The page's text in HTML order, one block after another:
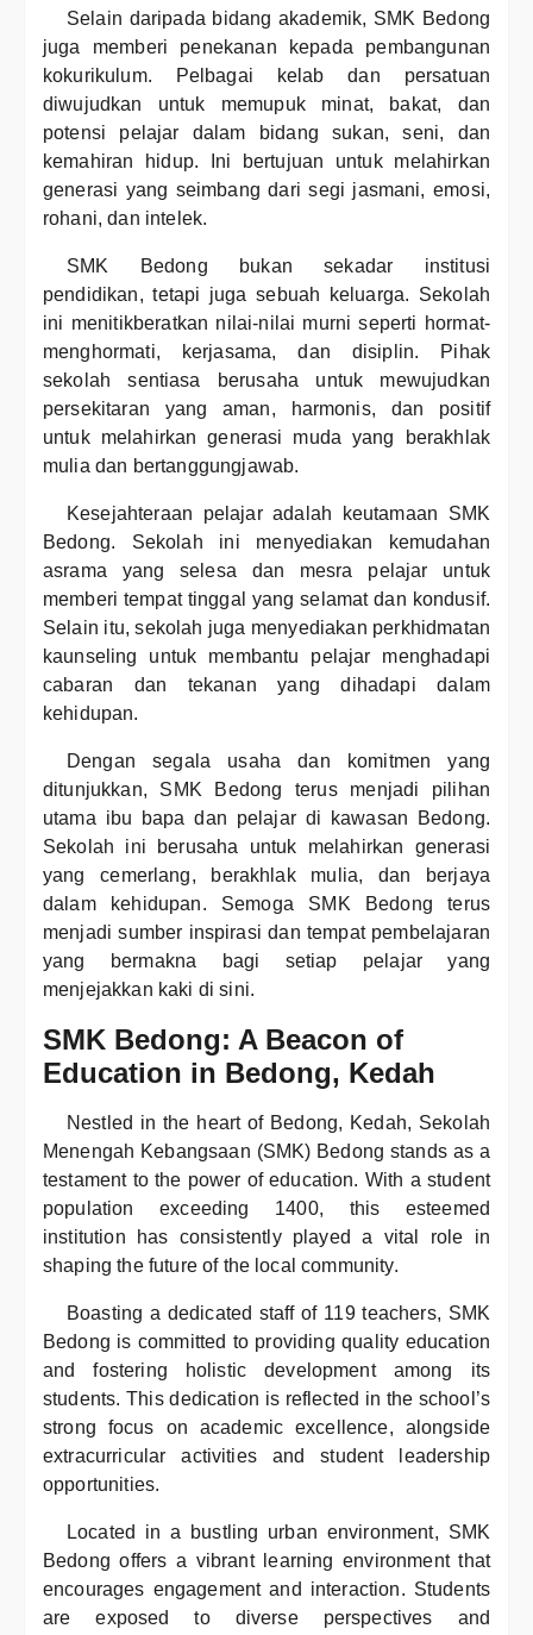
Selain daripada bidang akademik, SMK Bedong
juga memberi penekanan kepada pembangunan
kokurikulum. Pelbagai kelab dan persatuan
diwujudkan untuk memupuk minat, bakat, dan
potensi pelajar dalam bidang sukan, seni, dan
kemahiran hidup. Ini bertujuan untuk melahirkan
generasi yang seimbang dari segi jasmani, emosi,
rohani, dan intelek.
SMK Bedong bukan sekadar institusi
pendidikan, tetapi juga sebuah keluarga. Sekolah
ini menitikberatkan nilai-nilai murni seperti hormat-
menghormati, kerjasama, dan disiplin. Pihak
sekolah sentiasa berusaha untuk mewujudkan
persekitaran yang aman, harmonis, dan positif
untuk melahirkan generasi muda yang berakhlak
mulia dan bertanggungjawab.
Kesejahteraan pelajar adalah keutamaan SMK
Bedong. Sekolah ini menyediakan kemudahan
asrama yang selesa dan mesra pelajar untuk
memberi tempat tinggal yang selamat dan kondusif.
Selain itu, sekolah juga menyediakan perkhidmatan
kaunseling untuk membantu pelajar menghadapi
cabaran dan tekanan yang dihadapi dalam
kehidupan.
Dengan segala usaha dan komitmen yang
ditunjukkan, SMK Bedong terus menjadi pilihan
utama ibu bapa dan pelajar di kawasan Bedong.
Sekolah ini berusaha untuk melahirkan generasi
yang cemerlang, berakhlak mulia, dan berjaya
dalam kehidupan. Semoga SMK Bedong terus
menjadi sumber inspirasi dan tempat pembelajaran
yang bermakna bagi setiap pelajar yang
menjejakkan kaki di sini.
SMK Bedong: A Beacon of
Education in Bedong, Kedah
Nestled in the heart of Bedong, Kedah, Sekolah
Menengah Kebangsaan (SMK) Bedong stands as a
testament to the power of education. With a student
population exceeding 1400, this esteemed
institution has consistently played a vital role in
shaping the future of the local community.
Boasting a dedicated staff of 119 teachers, SMK
Bedong is committed to providing quality education
and fostering holistic development among its
students. This dedication is reflected in the school’s
strong focus on academic excellence, alongside
extracurricular activities and student leadership
opportunities.
Located in a bustling urban environment, SMK
Bedong offers a vibrant learning environment that
encourages engagement and interaction. Students
are exposed to diverse perspectives and